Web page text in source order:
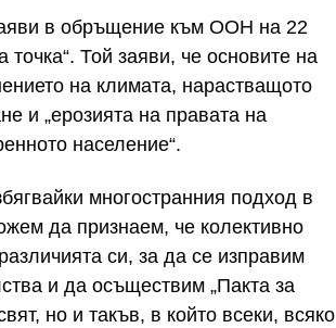
в обръщение към ООН на 22
Той заяви, че основите на
на климата, нарастващото
и „ерозията на правата на
население“.
многостранния подход в
да признаем, че колективно
си, за да се изправим
и да осъществим „Пакта за
но и такъв, в който всеки, всяко